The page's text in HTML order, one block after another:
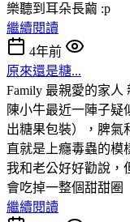
樂聽到耳朵長繭 :p
繼續閱讀
4年前
原來還是糖...
Family 最親愛的家人
陳小牛最近一陣子疑
出糖果包裝），脾氣
直就是上癮毒蟲的模
我和老公好好勸說，
會吃掉一整個甜甜圈
繼續閱讀